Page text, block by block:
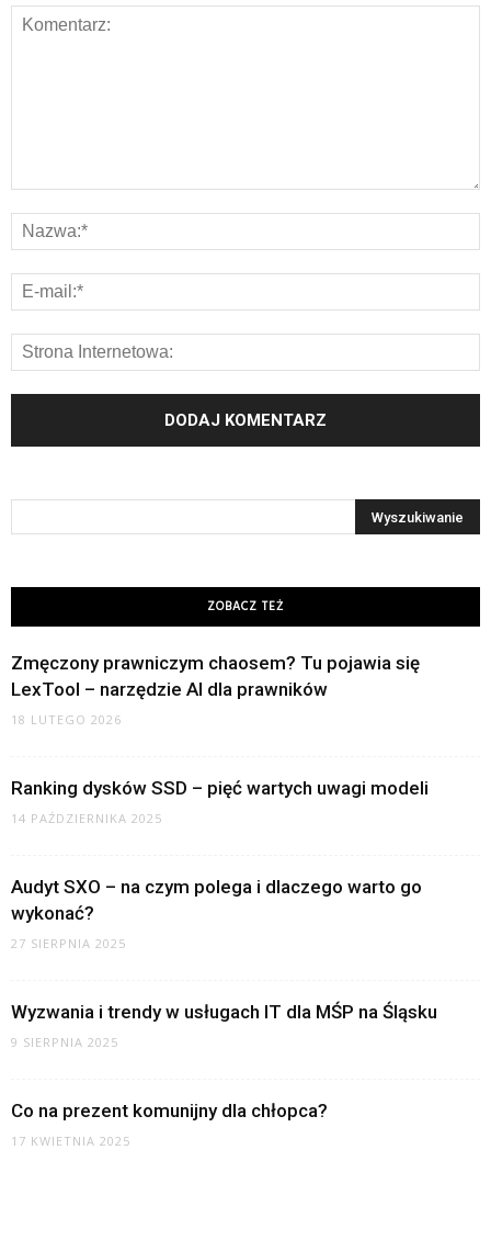
ZOBACZ TEŻ
Zmęczony prawniczym chaosem? Tu pojawia się
LexTool – narzędzie AI dla prawników
18 LUTEGO 2026
Ranking dysków SSD – pięć wartych uwagi modeli
14 PAŹDZIERNIKA 2025
Audyt SXO – na czym polega i dlaczego warto go
wykonać?
27 SIERPNIA 2025
Wyzwania i trendy w usługach IT dla MŚP na Śląsku
9 SIERPNIA 2025
Co na prezent komunijny dla chłopca?
17 KWIETNIA 2025